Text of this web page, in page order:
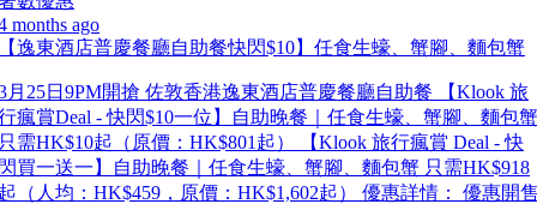
months ago
逸東酒店普慶餐廳自助餐快閃$10】任食生蠔、蟹腳、麵包蟹
月25日9PM開搶 佐敦香港逸東酒店普慶餐廳自助餐 【Klook 旅
瘋賞Deal - 快閃$10一位】自助晚餐｜任食生蠔、蟹腳、麵包蟹
需HK$10起（原價：HK$801起） 【Klook 旅行瘋賞 Deal - 快
買一送一】自助晚餐｜任食生蠔、蟹腳、麵包蟹 只需HK$918
（人均：HK$459，原價：HK$1,602起） 優惠詳情： 優惠開